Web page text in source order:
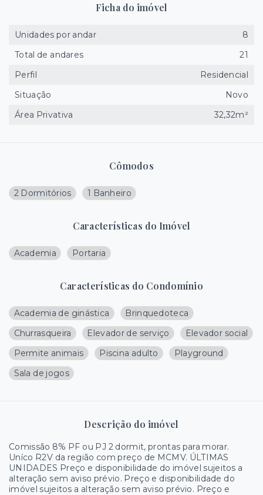
Cômodos
2 Dormitórios 1 Banheiro
Características do Imóvel
Academia Portaria
Características do Condomínio
Academia de ginástica
Brinquedoteca
Churrasqueira
Elevador de serviço
Elevador social
Permite animais
Piscina adulto
Playground
Sala de jogos
Descrição do imóvel
Comissão 8% PF ou PJ 2 dormit, prontas para morar.
Uníco R2V da região com preço de MCMV. ÚLTIMAS
UNIDADES Preço e disponibilidade do imóvel sujeitos a
alteração sem aviso prévio. Preço e disponibilidade do
imóvel sujeitos a alteração sem aviso prévio. Preço e
Ficha do imóvel
Unidades por andar
8
Total de andares
21
Perfil
Residencial
Situação
Novo
Área Privativa
32,32m²